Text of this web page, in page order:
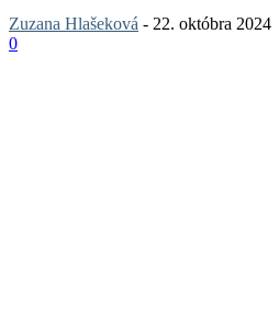
Zuzana Hlašeková - 22. októbra 2024
0